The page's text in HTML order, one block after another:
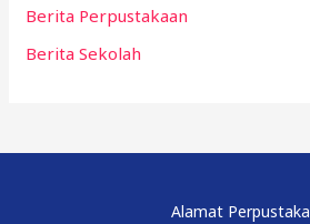
Berita Perpustakaan
Berita Sekolah
Alamat